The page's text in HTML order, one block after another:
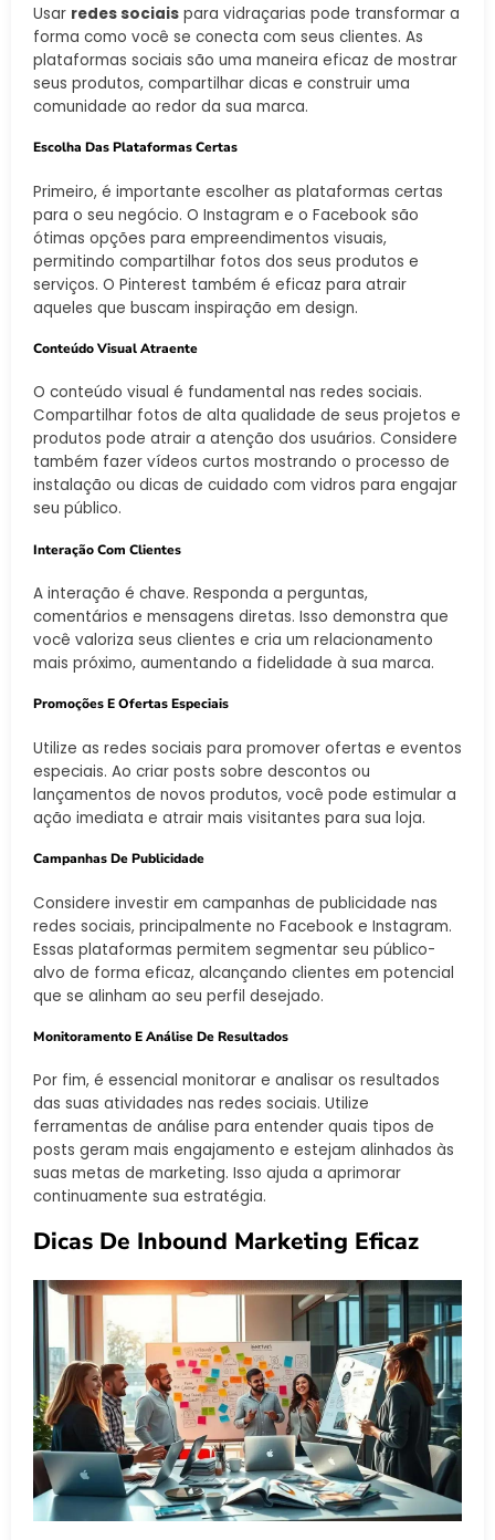
Usar redes sociais para vidraçarias pode transformar a
forma como você se conecta com seus clientes. As
plataformas sociais são uma maneira eficaz de mostrar
seus produtos, compartilhar dicas e construir uma
comunidade ao redor da sua marca.
Escolha Das Plataformas Certas
Primeiro, é importante escolher as plataformas certas
para o seu negócio. O Instagram e o Facebook são
ótimas opções para empreendimentos visuais,
permitindo compartilhar fotos dos seus produtos e
serviços. O Pinterest também é eficaz para atrair
aqueles que buscam inspiração em design.
Conteúdo Visual Atraente
O conteúdo visual é fundamental nas redes sociais.
Compartilhar fotos de alta qualidade de seus projetos e
produtos pode atrair a atenção dos usuários. Considere
também fazer vídeos curtos mostrando o processo de
instalação ou dicas de cuidado com vidros para engajar
seu público.
Interação Com Clientes
A interação é chave. Responda a perguntas,
comentários e mensagens diretas. Isso demonstra que
você valoriza seus clientes e cria um relacionamento
mais próximo, aumentando a fidelidade à sua marca.
Promoções E Ofertas Especiais
Utilize as redes sociais para promover ofertas e eventos
especiais. Ao criar posts sobre descontos ou
lançamentos de novos produtos, você pode estimular a
ação imediata e atrair mais visitantes para sua loja.
Campanhas De Publicidade
Considere investir em campanhas de publicidade nas
redes sociais, principalmente no Facebook e Instagram.
Essas plataformas permitem segmentar seu público-
alvo de forma eficaz, alcançando clientes em potencial
que se alinham ao seu perfil desejado.
Monitoramento E Análise De Resultados
Por fim, é essencial monitorar e analisar os resultados
das suas atividades nas redes sociais. Utilize
ferramentas de análise para entender quais tipos de
posts geram mais engajamento e estejam alinhados às
suas metas de marketing. Isso ajuda a aprimorar
continuamente sua estratégia.
Dicas De Inbound Marketing Eficaz